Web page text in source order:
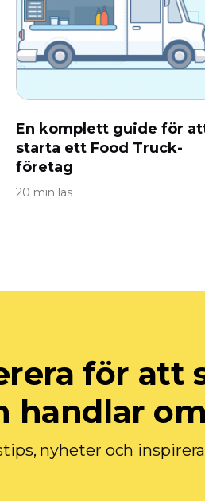
En komplett guide för
starta ett Food Truck-
företag
20 min läs
för att
handlar om
nyheter och